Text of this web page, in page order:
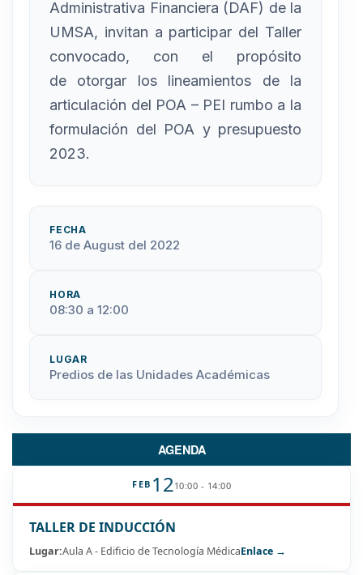
Administrativa Financiera (DAF) de la
UMSA, invitan a participar del Taller
convocado, con el propósito
de otorgar los lineamientos de la
articulación del POA – PEI rumbo a la
formulación del POA y presupuesto
2023.
FECHA
16 de August del 2022
HORA
08:30 a 12:00
LUGAR
Predios de las Unidades Académicas
AGENDA
FEB 1210:00 - 14:00
TALLER DE INDUCCIÓN
Lugar:Aula A - Edificio de Tecnología MédicaEnlace →